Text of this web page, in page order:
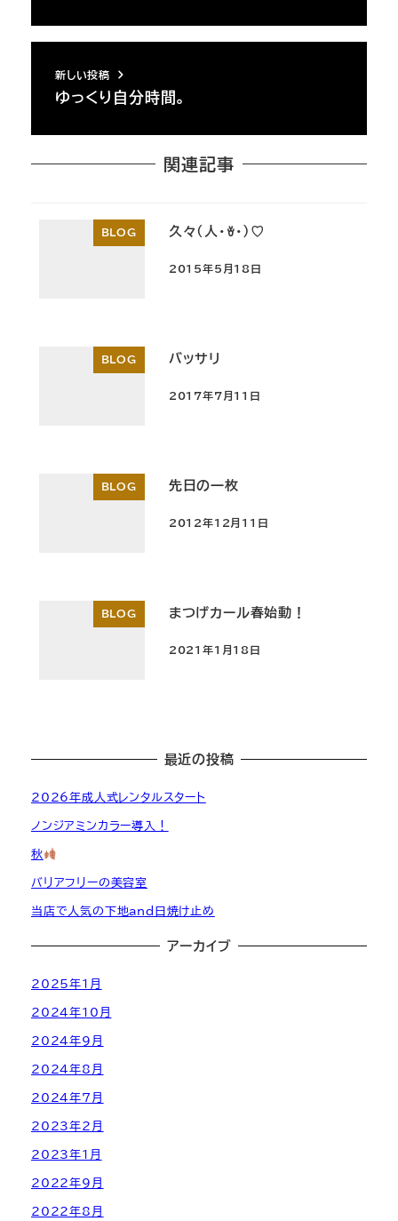
新しい投稿
ゆっくり自分時間。
関連記事
BLOG 久々(人･ꈊ･)♡
投稿日
2015年5月18日
BLOG バッサリ
投稿日
2017年7月11日
BLOG 先日の一枚
投稿日
2012年12月11日
BLOG まつげカール春始動！
投稿日
2021年1月18日
最近の投稿
2026年成人式レンタルスタート
ノンジアミンカラー導入！
秋
バリアフリーの美容室
当店で人気の下地and日焼け止め
アーカイブ
2025年1月
2024年10月
2024年9月
2024年8月
2024年7月
2023年2月
2023年1月
2022年9月
2022年8月